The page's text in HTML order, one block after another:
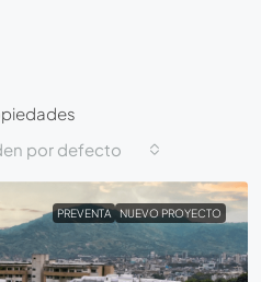
por defecto
PREVENTA NUEVO PROYECTO